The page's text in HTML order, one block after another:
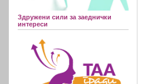
Здружени сили за заеднички
интереси